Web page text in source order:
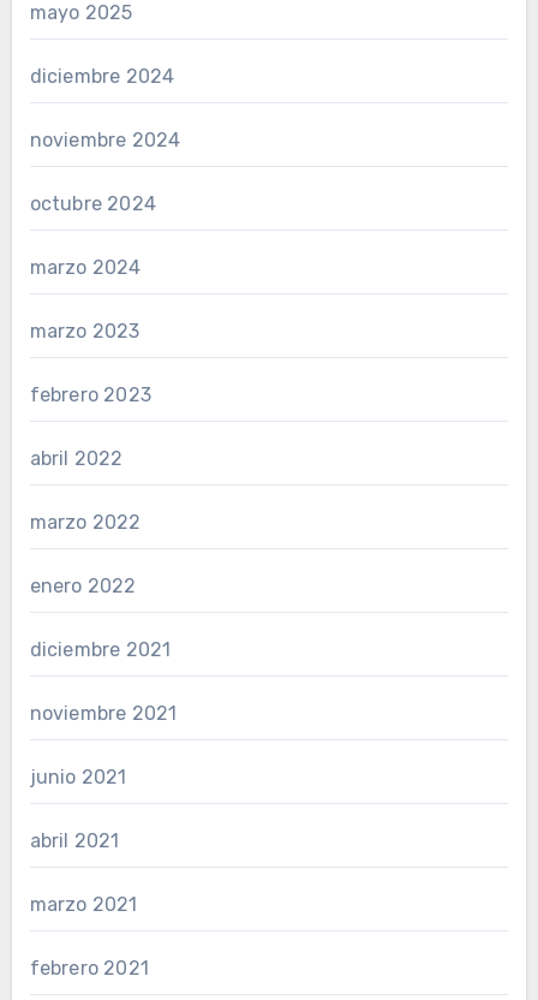
mayo 2025
diciembre 2024
noviembre 2024
octubre 2024
marzo 2024
marzo 2023
febrero 2023
abril 2022
marzo 2022
enero 2022
diciembre 2021
noviembre 2021
junio 2021
abril 2021
marzo 2021
febrero 2021